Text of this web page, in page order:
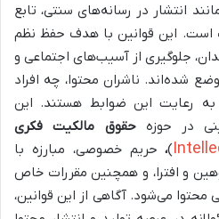
انتشار در رسانه‌های سنتی، تابع
است. این قوانین با هدف حفظ نظم
جلوگیری از آسیب‌های اجتماعی و
شده‌اند. ناشران محتوا، چه افراد
رعایت این ضوابط هستند. این
در حوزهحقوق مالکیت فکری
)،حریم خصوصی، مبارزه با
و افترا، و همچنین مقررات خاص
می‌شود. آگاهی از این قوانین،